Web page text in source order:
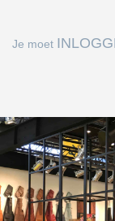
Je moet